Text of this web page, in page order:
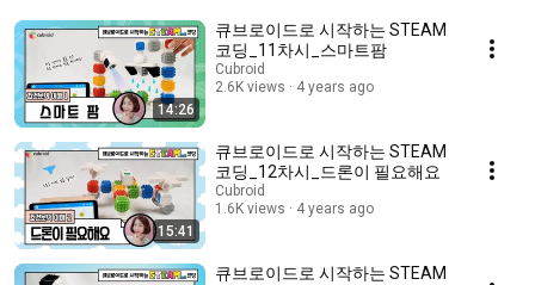
14:26
​​​​큐브로이드로 시작하는 STEAM
코딩_11차시_스마트팜
Cubroid
2.6K views
4 years ago
15:41
큐브로이드로 시작하는 STEAM
코딩_12차시_드론이 필요해요
Cubroid
1.6K views
4 years ago
​​​​큐브로이드로 시작하는 STEAM